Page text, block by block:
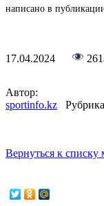
написано в
17.04.2024
Автор:
sportinfo.kz
Вернуться к списку